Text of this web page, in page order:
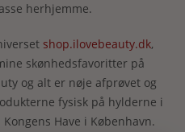
herhjemme.
shop.ilovebeauty.dk,
skønhedsfavoritter på
og alt er nøje afprøvet og
fysisk på hylderne i
Have i København.